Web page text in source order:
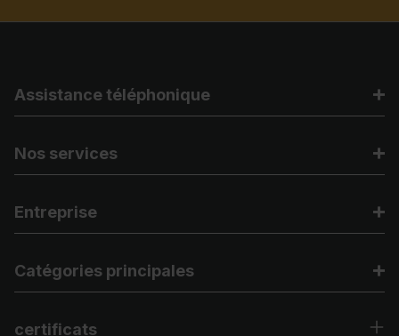
Assistance téléphonique
Nos services
Entreprise
Catégories principales
certificats